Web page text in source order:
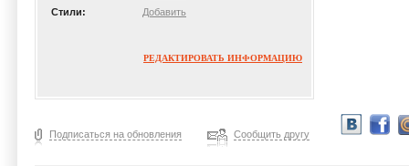
Стили:
Добавить
РЕДАКТИРОВАТЬ ИНФОРМАЦИЮ
Подписаться на обновления Сообщить другу